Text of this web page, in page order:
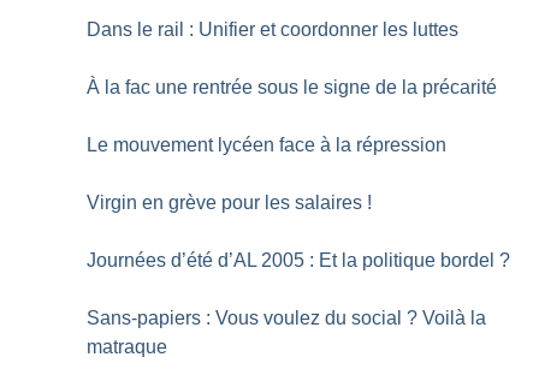
Dans le rail : Unifier et coordonner les luttes
À la fac une rentrée sous le signe de la précarité
Le mouvement lycéen face à la répression
Virgin en grève pour les salaires !
Journées d’été d’AL 2005 : Et la politique bordel ?
Sans-papiers : Vous voulez du social ? Voilà la
matraque